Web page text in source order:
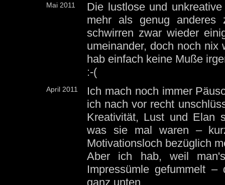
Mai 2011
Die lustlose und
mehr als genug
schwirren zwar wieder
umeinander, doch noch nix
hab einfach keine Muße
:-(
April 2011
Ich mach noch immer
ich nach vor recht
Kreativität, Lust und Elan
was sie mal waren –
Motivationsloch bezüglich
Aber ich hab, weil
Impressümle gefummelt
ganz unten.